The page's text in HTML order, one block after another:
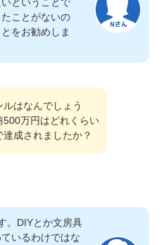
ことがないの
をお勧めしま
はなんでしょう
500万円はどれくらい
成されましたか？
。DIYとか文房具
いるわけではな